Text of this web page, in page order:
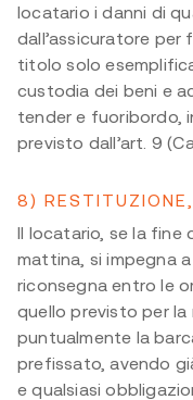
locatario i danni di
dall’assicuratore
titolo solo
custodia dei beni e
tender e fuoribordo,
previsto dall’art. 9
8)
Il locatario, se la fine
mattina, si impegna
riconsegna entro le
quello previsto per
puntualmente la
prefissato, avendo
e qualsiasi